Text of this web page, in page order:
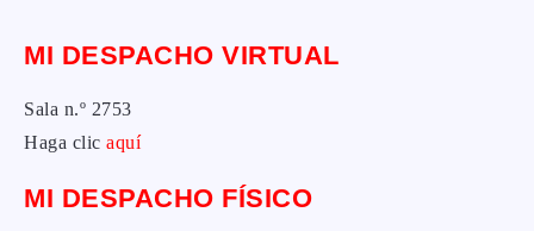
MI DESPACHO VIRTUAL
Sala n.º 2753
Haga clic aquí
MI DESPACHO FÍSICO